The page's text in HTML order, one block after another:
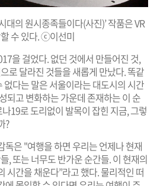
대의 원시종족들이다(사진)’ 작품은 VR
수 있다. ⓒ이선미
을 걸었다. 없던 것에서 만들어진 것,
로 달라진 것들을 새롭게 만났다. 똑같
없다는 말은 서울이라는 대도시의 시간
되고 변화하는 가운데 존재하는 이 순
19로 도리없이 발목이 잡힌 지금, 그렇
?
독은 "여행을 하면 우리는 언제나 현재
, 또는 너무도 반가운 순간들. 이 현재의
시간을 채운다”라고 했다. 물리적인 떠